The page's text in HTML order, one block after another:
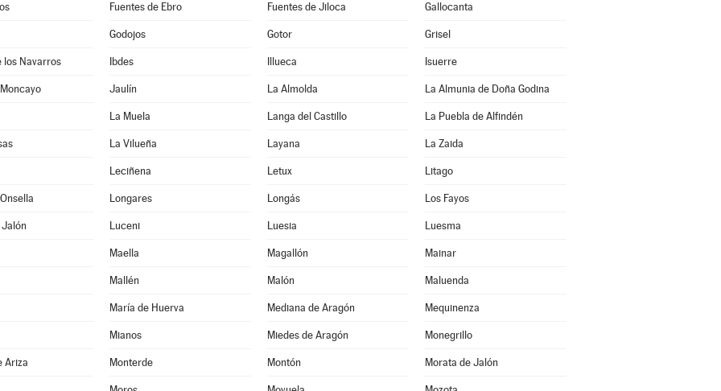
Fuentes de Ebro Fuentes de Jiloca Gallocanta
Godojos Gotor Grisel
los Navarros Ibdes Illueca Isuerre
Jaulín La Almolda La Almunia de Doña Godina
La Muela Langa del Castillo La Puebla de Alfindén
La Vilueña Layana La Zaida
Leciñena Letux Litago
Longares Longás Los Fayos
Luceni Luesia Luesma
Maella Magallón Mainar
Mallén Malón Maluenda
María de Huerva Mediana de Aragón Mequinenza
Mianos Miedes de Aragón Monegrillo
Ariza Monterde Montón Morata de Jalón